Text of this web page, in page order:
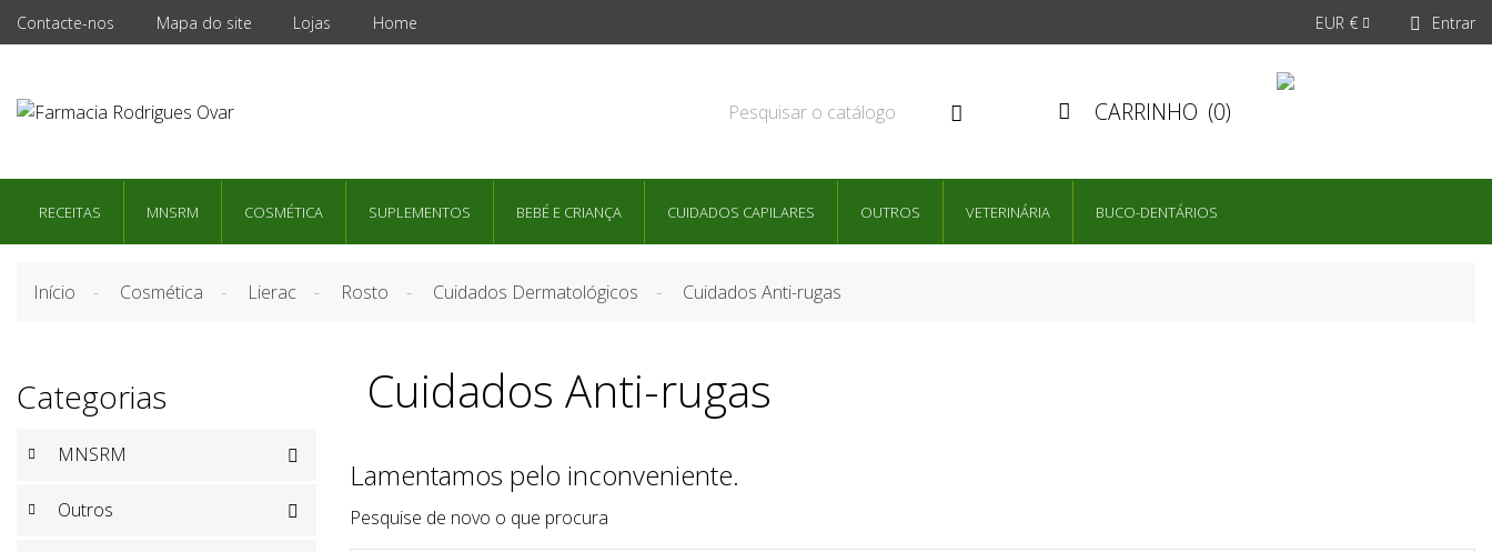
Contacte-nos Mapa do site Lojas Home EUR €   Entrar
  CARRINHO (0)
RECEITAS MNSRM COSMÉTICA SUPLEMENTOS BEBÉ E CRIANÇA CUIDADOS CAPILARES OUTROS VETERINÁRIA BUCO-DENTÁRIOS
Início Cosmética Lierac Rosto Cuidados Dermatológicos Cuidados Anti-rugas
Categorias
MNSRM 
Outros 
Cuidados Anti-rugas
Lamentamos pelo inconveniente.
Pesquise de novo o que procura